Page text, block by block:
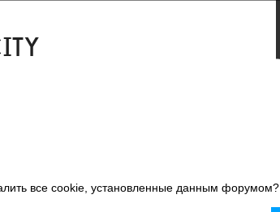
все cookie, установленные данным форумом?